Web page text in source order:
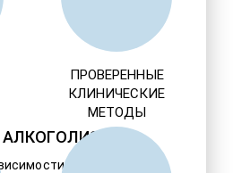
АЛКОГОЛИЗМА
ПРОВЕРЕННЫЕ
КЛИНИЧЕСКИЕ
МЕТОДЫ